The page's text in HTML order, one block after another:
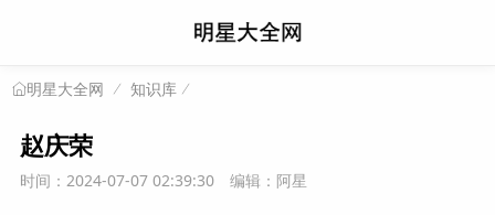
明星大全网 知识库
赵庆荣
时间：2024-07-07 02:39:30 编辑：阿星